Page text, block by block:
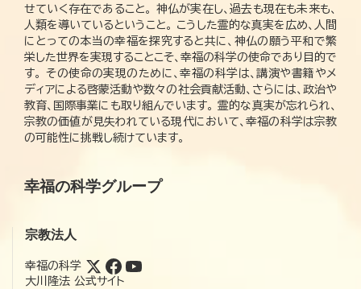
せていく存在であること。 神仏が実在し、過去も現在も未来も、
人類を導いているということ。 こうした霊的な真実を広め、人間
にとっての本当の幸福を探究すると共に、神仏の願う平和で繁
栄した世界を実現することこそ、幸福の科学の使命であり目的で
す。 その使命の実現のために、幸福の科学は、講演や書籍やメ
ディアによる啓蒙活動や数々の社会貢献活動、さらには、政治や
教育、国際事業にも取り組んでいます。 霊的な真実が忘れられ、
宗教の価値が見失われている現代において、幸福の科学は宗教
の可能性に挑戦し続けています。
幸福の科学グループ
宗教法人
幸福の科学
大川隆法 公式サイト